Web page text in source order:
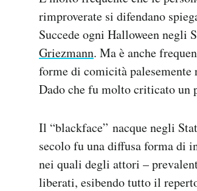
rimproverate si difendano
Succede ogni Halloween negli
Griezmann. Ma è anche
forme di comicità
Dado che fu molto criticato un
Il “blackface” nacque negli
secolo fu una diffusa forma di
nei quali degli attori –
liberati, esibendo tutto il